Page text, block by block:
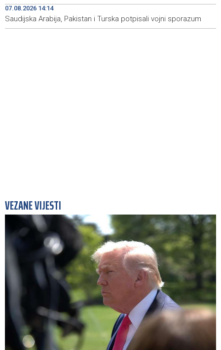
19:00 Najave događaja za 8. 8. 2026. godine (subota)
07.08.2026 14:14
Saudijska Arabija, Pakistan i Turska potpisali vojni sporazum
VEZANE VIJESTI